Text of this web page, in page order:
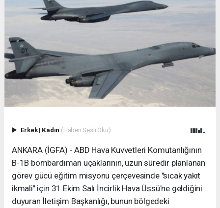
Erkek| Kadın (Haberi Sesli Oku)
ANKARA (İGFA) - ABD Hava Kuvvetleri Komutanlığının
B-1B bombardıman uçaklarının, uzun süredir planlanan
görev gücü eğitim misyonu çerçevesinde "sıcak yakıt
ikmali" için 31 Ekim Salı İncirlik Hava Üssü'ne geldiğini
duyuran İletişim Başkanlığı, bunun bölgedeki